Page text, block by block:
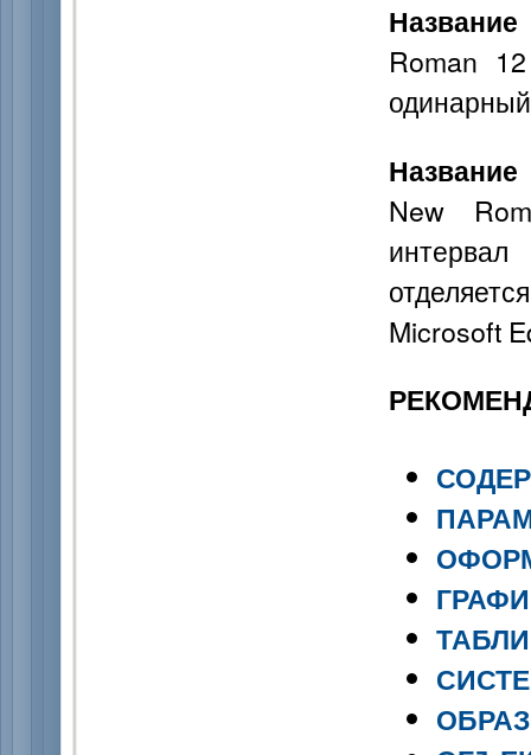
Название
Roman
New
Microsoft